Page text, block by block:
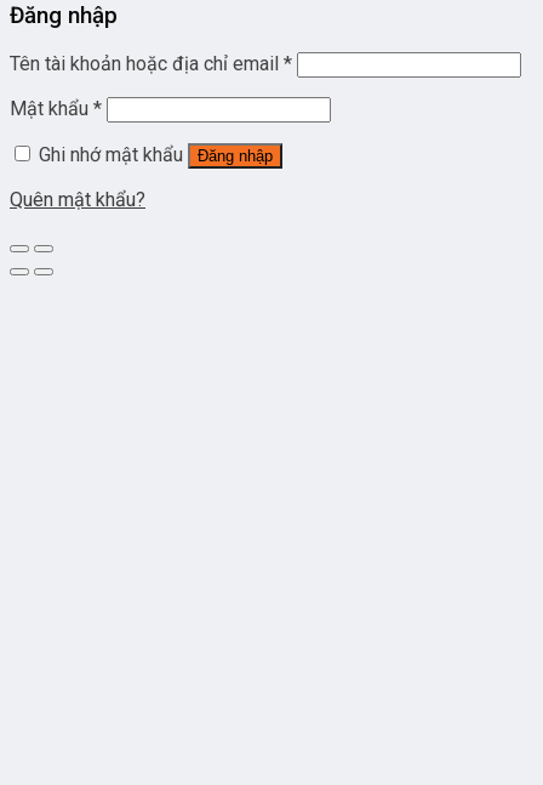
Đăng nhập
Tên tài khoản hoặc địa chỉ email *
Mật khẩu *
Ghi nhớ mật khẩu
Đăng nhập
Quên mật khẩu?